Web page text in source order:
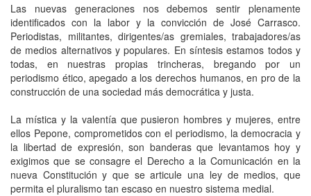
Las nuevas generaciones nos debemos sentir plenamente
identificados con la labor y la convicción de José Carrasco.
Periodistas, militantes, dirigentes/as gremiales, trabajadores/as
de medios alternativos y populares. En síntesis estamos todos y
todas, en nuestras propias trincheras, bregando por un
periodismo ético, apegado a los derechos humanos, en pro de la
construcción de una sociedad más democrática y justa.
La mística y la valentía que pusieron hombres y mujeres, entre
ellos Pepone, comprometidos con el periodismo, la democracia y
la libertad de expresión, son banderas que levantamos hoy y
exigimos que se consagre el Derecho a la Comunicación en la
nueva Constitución y que se articule una ley de medios, que
permita el pluralismo tan escaso en nuestro sistema medial.